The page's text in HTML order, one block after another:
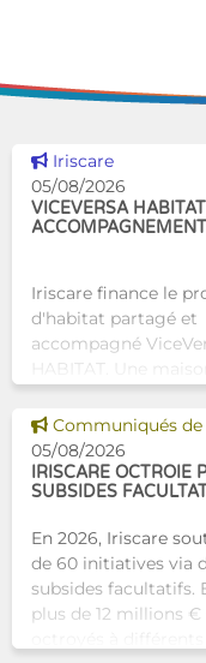
Voir cette news
Iriscare
05/08/2026
VICEVERSA
Iriscare finance le
d'habitat partagé et
accompagné
HABITAT. Une
alternative
humaine aux
d’hébergement
Voir cette news
Communiqués de
05/08/2026
IRISCARE OCTROIE
SUBSIDES
En 2026, Iriscare
de 60 initiatives via
subsides facultatifs.
plus de 12 millions €